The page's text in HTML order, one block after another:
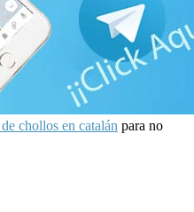
chollos en catalán para no